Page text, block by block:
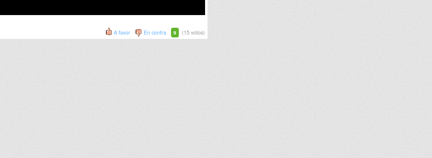
A favor En contra 9 (15 votos)